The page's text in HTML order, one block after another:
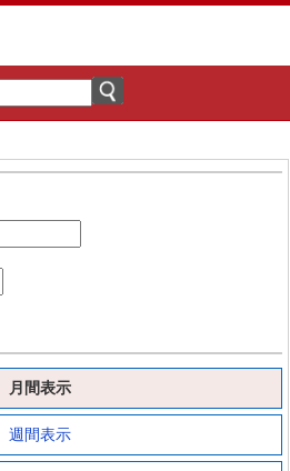
月間表示
週間表示